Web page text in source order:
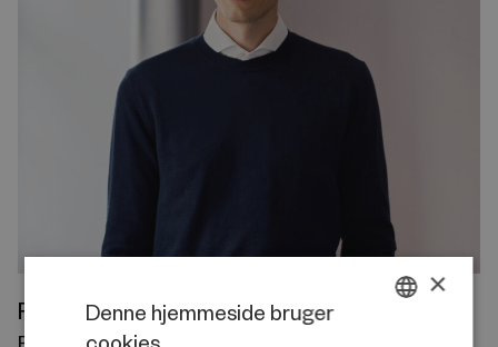
Rasmus Landersø
×
Denne hjemmeside bruger
cookies